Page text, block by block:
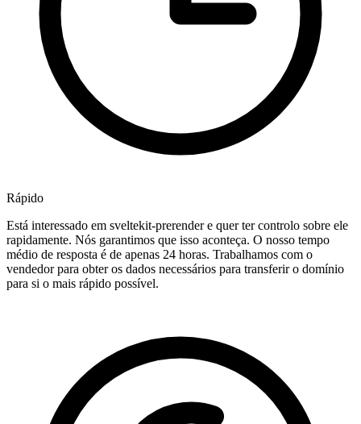
Rápido
Está interessado em sveltekit-prerender e quer ter controlo sobre ele
rapidamente. Nós garantimos que isso aconteça. O nosso tempo
médio de resposta é de apenas 24 horas. Trabalhamos com o
vendedor para obter os dados necessários para transferir o domínio
para si o mais rápido possível.